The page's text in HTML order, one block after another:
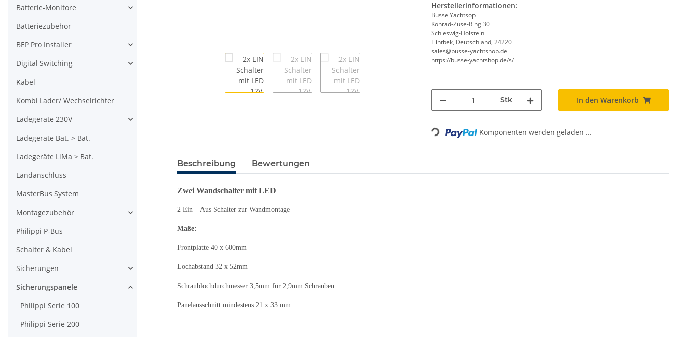
Herstellerinformationen:
Busse Yachtsop
Konrad-Zuse-Ring 30
Schleswig-Holstein
Flintbek, Deutschland, 24220
sales@busse-yachtshop.de
https://busse-yachtshop.de/s/
Stk In den Warenkorb
Loading... Komponenten werden geladen ...
Beschreibung Bewertungen
Zwei Wandschalter mit LED
2 Ein – Aus Schalter zur Wandmontage
Maße:
Frontplatte 40 x 600mm
Lochabstand 32 x 52mm
Schraublochdurchmesser 3,5mm für 2,9mm Schrauben
Panelausschnitt mindestens 21 x 33 mm
Batterie-Monitore
Batteriezubehör
BEP Pro Installer
Digital Switching
Kabel
Kombi Lader/ Wechselrichter
Ladegeräte 230V
Ladegeräte Bat. > Bat.
Ladegeräte LiMa > Bat.
Landanschluss
MasterBus System
Montagezubehör
Philippi P-Bus
Schalter & Kabel
Sicherungen
Sicherungspanele
Philippi Serie 100
Philippi Serie 200